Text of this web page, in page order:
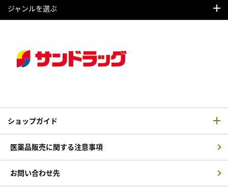
ジャンルを選ぶ
ショップガイド
医薬品販売に関する注意事項
お問い合わせ先